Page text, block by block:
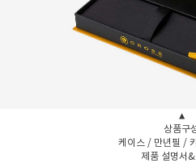
▲
상품구
케이스 / 만년필 /
제품 설명서&